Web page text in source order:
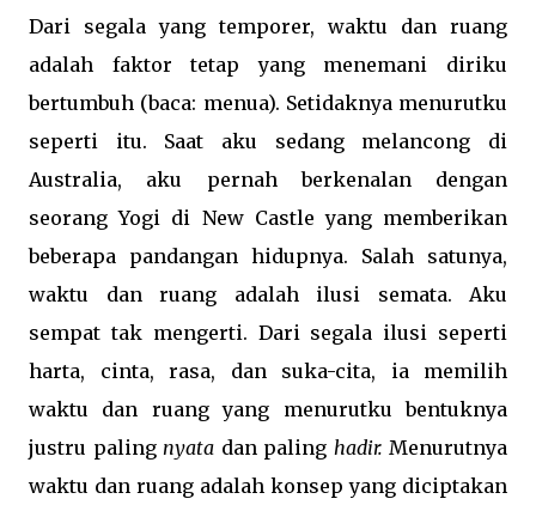
Dari segala yang temporer, waktu dan ruang
adalah faktor tetap yang menemani diriku
bertumbuh (baca: menua). Setidaknya menurutku
seperti itu. Saat aku sedang melancong di
Australia, aku pernah berkenalan dengan
seorang Yogi di New Castle yang memberikan
beberapa pandangan hidupnya. Salah satunya,
waktu dan ruang adalah ilusi semata. Aku
sempat tak mengerti. Dari segala ilusi seperti
harta, cinta, rasa, dan suka-cita, ia memilih
waktu dan ruang yang menurutku bentuknya
justru paling nyata dan paling hadir. Menurutnya
waktu dan ruang adalah konsep yang diciptakan